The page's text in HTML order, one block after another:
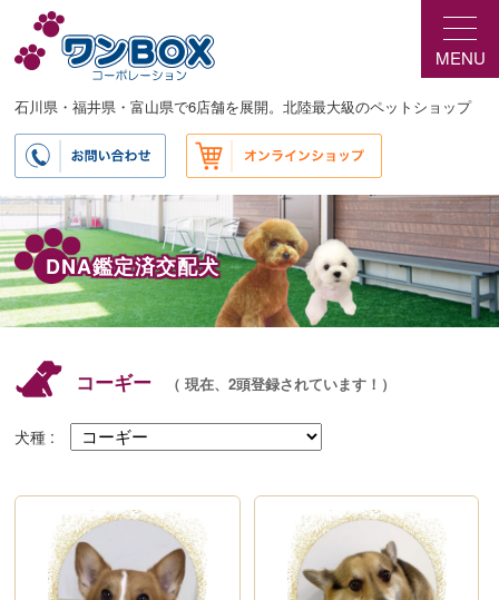
ン
ン
ツ
へ
移
動
コ
テ
へ
移
動
MENU
石川県・福井県・富山県で6店舗を展開。北陸最大級のペットショップ
DNA鑑定済交配犬
コーギー （ 現在、2頭登録されています！）
犬種 :